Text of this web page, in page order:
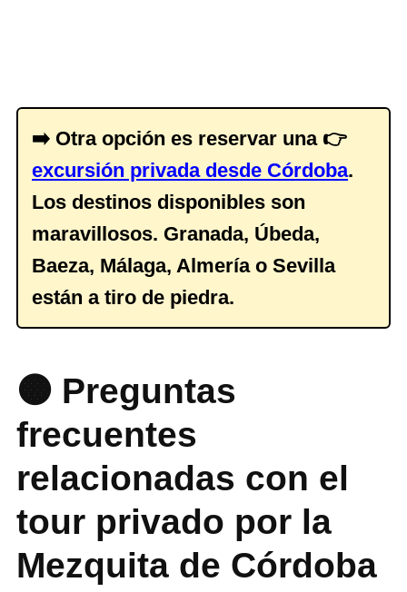
➡️ Otra opción es reservar una 👉
excursión privada desde Córdoba.
Los destinos disponibles son
maravillosos. Granada, Úbeda,
Baeza, Málaga, Almería o Sevilla
están a tiro de piedra.
🟠 Preguntas
frecuentes
relacionadas con el
tour privado por la
Mezquita de Córdoba